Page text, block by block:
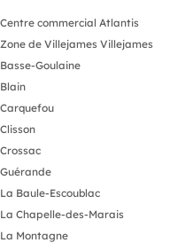
Centre commercial Atlantis
Zone de Villejames Villejames
Basse-Goulaine
Blain
Carquefou
Clisson
Crossac
Guérande
La Baule-Escoublac
La Chapelle-des-Marais
La Montagne